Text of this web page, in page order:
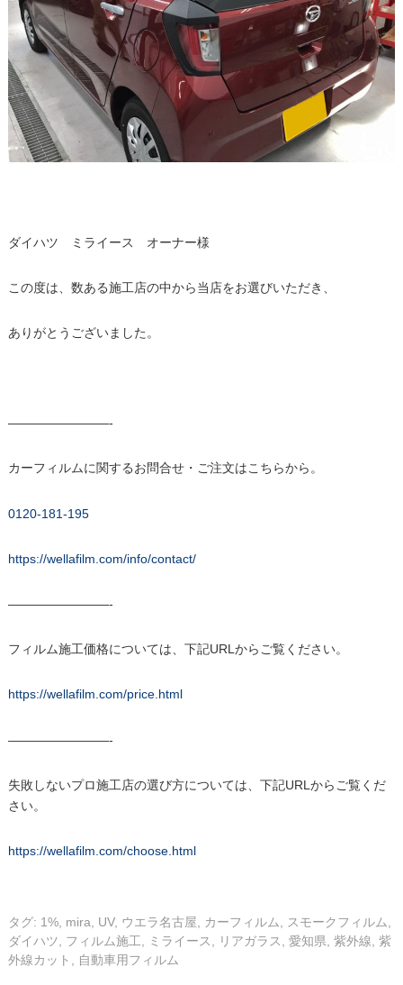
ダイハツ ミライース オーナー様
この度は、数ある施工店の中から当店をお選びいただき、
ありがとうございました。
————————-
カーフィルムに関するお問合せ・ご注文はこちらから。
0120-181-195
https://wellafilm.com/info/contact/
————————-
フィルム施工価格については、下記URLからご覧ください。
https://wellafilm.com/price.html
————————-
失敗しないプロ施工店の選び方については、下記URLからご覧くだ
さい。
https://wellafilm.com/choose.html
タグ: 1%, mira, UV, ウエラ名古屋, カーフィルム, スモークフィルム,
ダイハツ, フィルム施工, ミライース , リアガラス , 愛知県, 紫外線, 紫
外線カット , 自動車用フィルム